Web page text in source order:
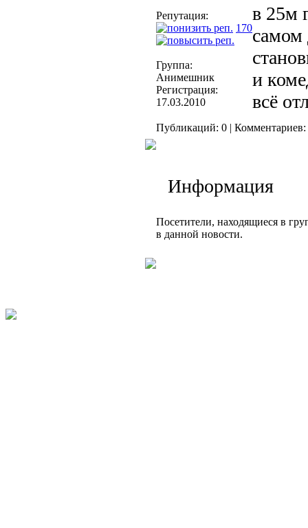
Репутация:
170
Группа:
Анимешник
Регистрация:
17.03.2010
в 25м
самом
и
всё
Публикаций: 0 | Комментариев:
Информация
Посетители, находящиеся в
в данной новости.